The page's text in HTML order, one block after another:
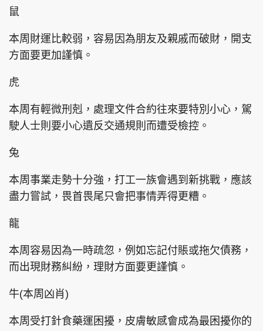
鼠
本周財運比較弱，容易因為朋友及親戚而破財，開支
方面要更加謹慎。
虎
本周有輕微刑剋，處理文件合約往來要特別小心，駕
駛人士則要小心遺反交通規則而遭受檢控。
兔
本周事業走勢十分強，打工一族會遇到新挑戰，應該
盡力嘗試，畏首畏尾只會把事情弄得更糟。
龍
本周容易因為一時疏忽，例如忘記付賬或拖欠債務，
而出現財務糾紛，理財方面要更謹慎。
牛(本周凶肖)
本周受打針食藥運困擾，皮膚敏感會成為最困擾你的